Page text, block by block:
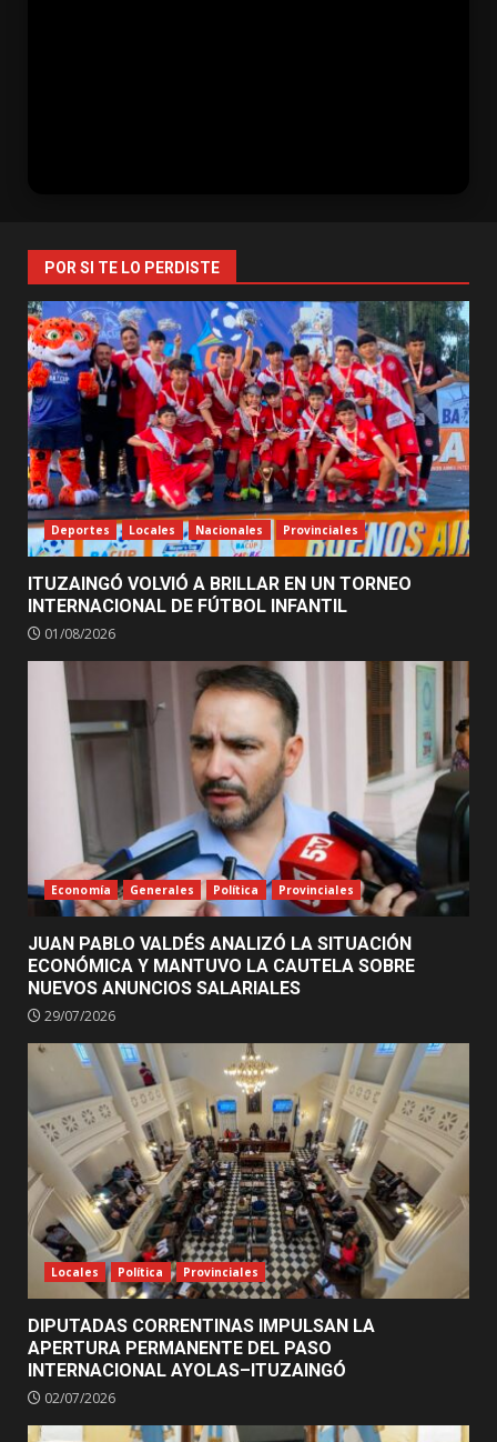
POR SI TE LO PERDISTE
Deportes Locales Nacionales Provinciales
ITUZAINGÓ VOLVIÓ A BRILLAR EN UN TORNEO
INTERNACIONAL DE FÚTBOL INFANTIL
01/08/2026
Economía Generales Política Provinciales
JUAN PABLO VALDÉS ANALIZÓ LA SITUACIÓN
ECONÓMICA Y MANTUVO LA CAUTELA SOBRE
NUEVOS ANUNCIOS SALARIALES
29/07/2026
Locales Política Provinciales
DIPUTADAS CORRENTINAS IMPULSAN LA
APERTURA PERMANENTE DEL PASO
INTERNACIONAL AYOLAS–ITUZAINGÓ
02/07/2026